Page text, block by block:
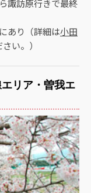
諏訪原行きで最終
あり（詳細は小田
い。）
リア・曽我エ